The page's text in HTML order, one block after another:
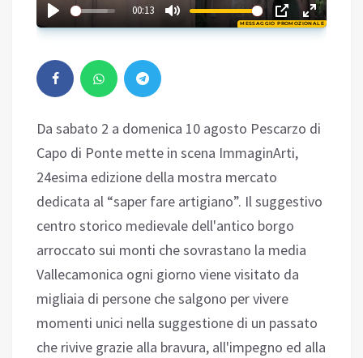
MESSAGGIO PROMOZIONALE
00:13
03:06
Da sabato 2 a domenica 10 agosto Pescarzo di
Capo di Ponte mette in scena ImmaginArti,
24esima edizione della mostra mercato
dedicata al “saper fare artigiano”. Il suggestivo
centro storico medievale dell'antico borgo
arroccato sui monti che sovrastano la media
Vallecamonica ogni giorno viene visitato da
migliaia di persone che salgono per vivere
momenti unici nella suggestione di un passato
che rivive grazie alla bravura, all'impegno ed alla